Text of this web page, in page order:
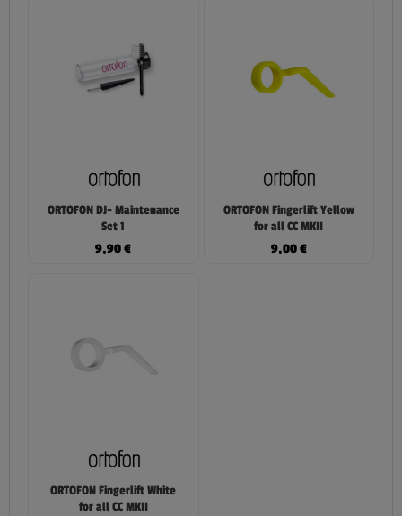
ORTOFON DJ- Maintenance
Set 1
9,90€
ORTOFON Fingerlift Yellow
for all CC MKII
9,00€
ORTOFON Fingerlift White
for all CC MKII